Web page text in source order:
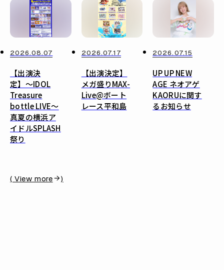
2026.08.07
【出演決
定】〜IDOL
Treasure
bottle LIVE〜
真夏の横浜ア
イドルSPLASH
祭り
2026.07.17
【出演決定】
メガ盛りMAX-
Live@ボート
レース平和島
2026.07.15
UP UP NEW
AGE ネオアゲ
KAORUに関す
るお知らせ
( View more )